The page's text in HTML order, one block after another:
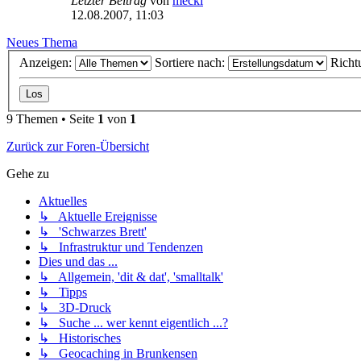
12.08.2007, 11:03
Neues Thema
Anzeigen:
Sortiere nach:
9 Themen • Seite 1 von 1
Zurück zur Foren-Übersicht
Gehe zu
Aktuelles
↳ Aktuelle Ereignisse
↳ 'Schwarzes Brett'
↳ Infrastruktur und Tendenzen
Dies und das ...
↳ Allgemein, 'dit & dat', 'smalltalk'
↳ Tipps
↳ 3D-Druck
↳ Suche ... wer kennt eigentlich ...?
↳ Historisches
↳ Geocaching in Brunkensen